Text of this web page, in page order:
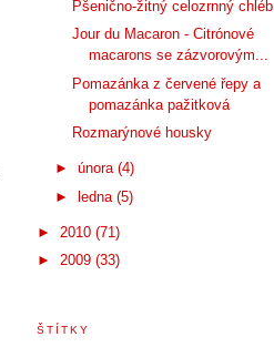
Pšenično-žitný celozrnný chléb
Jour du Macaron - Citrónové
macarons se zázvorovým...
Pomazánka z červené řepy a
pomazánka pažitková
Rozmarýnové housky
► února (4)
►
ledna (5)
► 2010 (71)
► 2009 (33)
ŠTÍTKY